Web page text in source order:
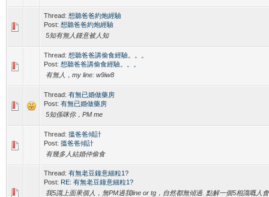
Thread: 想聽爸爸約炮經驗
Post: 想聽爸爸約炮經驗
5知有無人鍾意被人知
Thread: 想聽爸爸講偷食經驗。。。
Post: 想聽爸爸講偷食經驗。。。
有無人，my line: w9iw8
Thread: 有無已婚做藥房
Post: 有無已婚做藥房
5知係咪你，PM me
Thread: 搵爸爸傾計
Post: 搵爸爸傾計
有幾多人結婚仲偷食
Thread: 有無老豆鐘意細粒1?
Post: RE: 有無老豆鐘意細粒1?
我5識上面果個人，無PM過我line or tg，自然都無傾過. 點解一個5相識嘅人